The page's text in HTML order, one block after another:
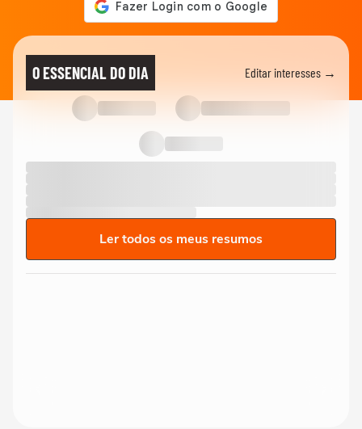
O ESSENCIAL DO DIA Editar interesses →
Ler todos os meus resumos